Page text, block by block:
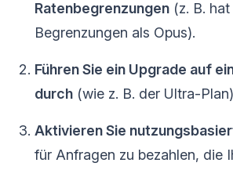
Ratenbegrenzungen (z. B.
Begrenzungen als Opus).
Führen Sie ein Upgrade auf
durch (wie z. B. der Ultra-
Aktivieren Sie
für Anfragen zu bezahlen, die